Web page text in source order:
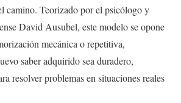
camino. Teorizado por el psicólogo y
David Ausubel, este modelo se opone
mecánica o repetitiva,
saber adquirido sea duradero,
resolver problemas en situaciones reales